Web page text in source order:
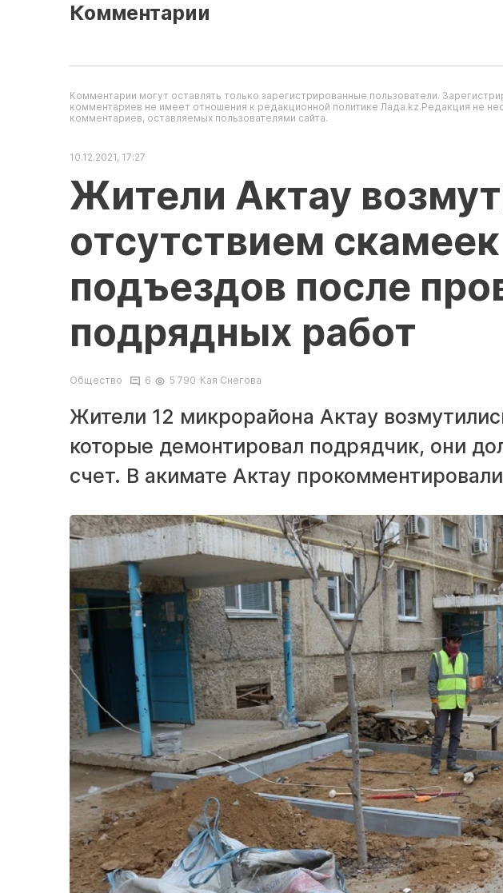
Комментарии
Комментарии могут оставлять только зарегистрированные пользователи.
комментариев не имеет отношения к редакционной политике Лада.kz.Редакция не
комментариев, оставляемых пользователями сайта.
10.12.2021, 17:27
Жители Актау
отсутствием
подъездов после
подрядных работ
Общество 6 5 790 Кая Снегова
Жители 12 микрорайона Актау
которые демонтировал подрядчик, они
счет. В акимате Актау